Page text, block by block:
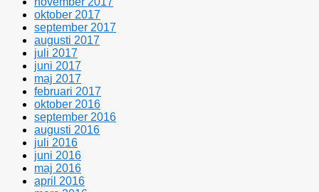
oktober 2017
september 2017
augusti 2017
juli 2017
juni 2017
maj 2017
februari 2017
oktober 2016
september 2016
augusti 2016
juli 2016
juni 2016
maj 2016
april 2016